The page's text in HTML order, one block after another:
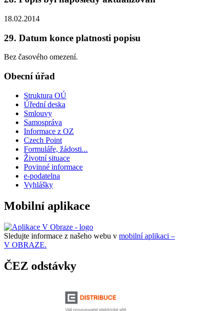
18.02.2014
29. Datum konce platnosti popisu
Bez časového omezení.
Obecní úřad
Struktura OÚ
Úřední deska
Smlouvy
Samospráva
Informace z OZ
Czech Point
Formuláře, žádosti...
Životní situace
Povinné informace
e-podatelna
Vyhlášky
Mobilní aplikace
Sledujte informace z našeho webu v mobilní aplikaci –
V OBRAZE.
ČEZ odstávky